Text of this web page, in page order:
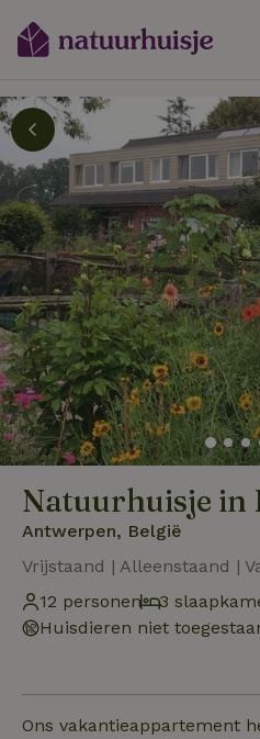
Natuurhuisje in
Antwerpen, België
Vrijstaand | Alleenstaand |
12 personen
3
Huisdieren niet
Ons vakantieappartement heeft plaats voor